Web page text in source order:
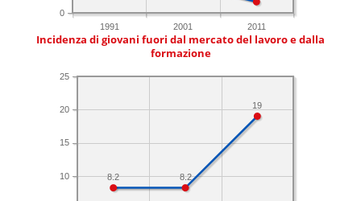
1991 2001 2011
0
Incidenza di giovani fuori dal mercato del lavoro e dalla
formazione
10
15
20
25
19
8.2
8.2